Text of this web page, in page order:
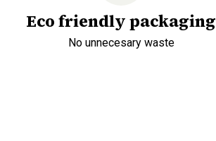
Eco friendly packaging
No unnecesary waste